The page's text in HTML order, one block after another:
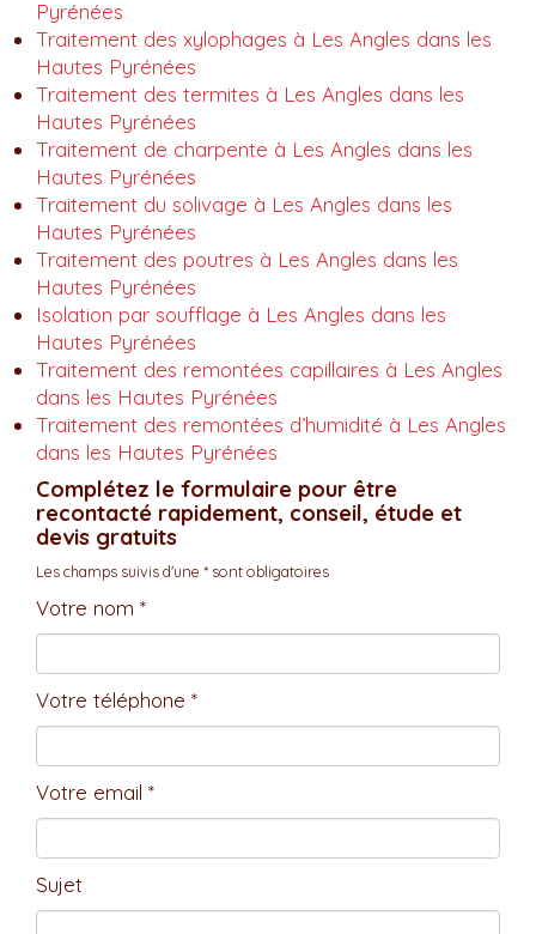
Pyrénées
Traitement des xylophages à Les Angles dans les
Hautes Pyrénées
Traitement des termites à Les Angles dans les
Hautes Pyrénées
Traitement de charpente à Les Angles dans les
Hautes Pyrénées
Traitement du solivage à Les Angles dans les
Hautes Pyrénées
Traitement des poutres à Les Angles dans les
Hautes Pyrénées
Isolation par soufflage à Les Angles dans les
Hautes Pyrénées
Traitement des remontées capillaires à Les Angles
dans les Hautes Pyrénées
Traitement des remontées d’humidité à Les Angles
dans les Hautes Pyrénées
Complétez le formulaire pour être
recontacté rapidement, conseil, étude et
devis gratuits
Les champs suivis d'une * sont obligatoires
Votre nom *
Votre téléphone *
Votre email *
Sujet